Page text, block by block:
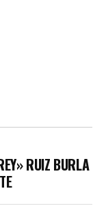
RUIZ BURLA